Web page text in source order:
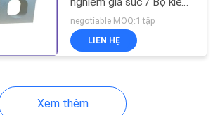
tra chuông bé
negotiable MOQ:1 tập
LIÊN HỆ
Xem thêm